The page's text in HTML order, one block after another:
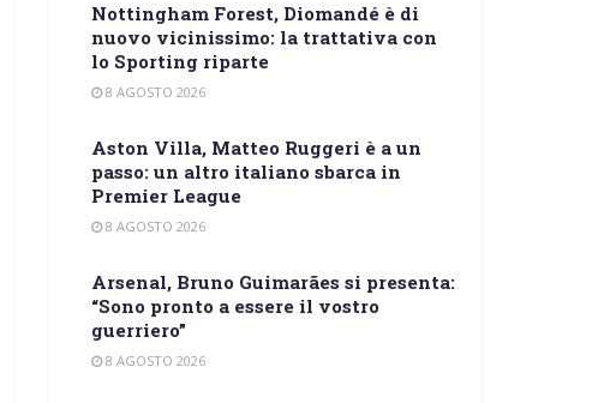
Nottingham Forest, Diomandé è di
nuovo vicinissimo: la trattativa con
lo Sporting riparte
8 AGOSTO 2026
Aston Villa, Matteo Ruggeri è a un
passo: un altro italiano sbarca in
Premier League
8 AGOSTO 2026
Arsenal, Bruno Guimarães si presenta:
“Sono pronto a essere il vostro
guerriero”
8 AGOSTO 2026